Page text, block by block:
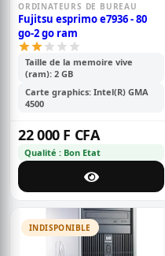
ORDINATEURS DE BUREAU
Fujitsu esprimo e7936 - 80
go-2 go ram
Taille de la memoire vive
(ram): 2 GB
Carte graphics: Intel(R) GMA
4500
22 000 F CFA
Qualité : Bon Etat
INDISPONIBLE